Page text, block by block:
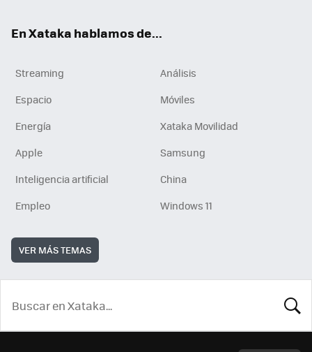
En Xataka hablamos de...
Streaming
Análisis
Espacio
Móviles
Energía
Xataka Movilidad
Apple
Samsung
Inteligencia artificial
China
Empleo
Windows 11
VER MÁS TEMAS